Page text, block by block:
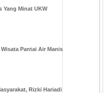
Yang Minat UKW
Pantai Air Manis
Rizki Hariadi